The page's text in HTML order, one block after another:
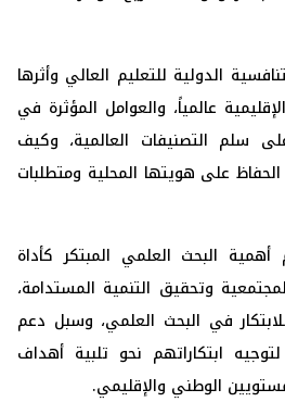
الدولية للتعليم العالي وأثرها
عالمياً، والعوامل المؤثرة في
سلم التصنيفات العالمية، وكيف
على هويتها المحلية ومتطلبات
البحث العلمي المبتكر كأداة
وتحقيق التنمية المستدامة،
في البحث العلمي، وسبل دعم
ابتكاراتهم نحو تلبية أهداف
الوطني والإقليمي.